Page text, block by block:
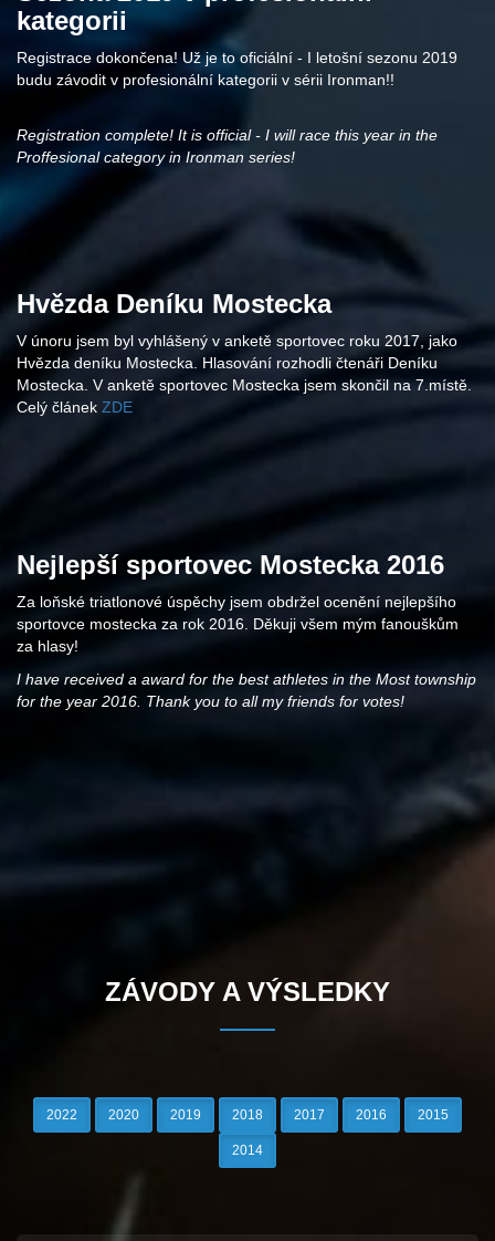
kategorii
Registrace dokončena! Už je to oficiální - I letošní sezonu 2019
budu závodit v profesionální kategorii v sérii Ironman!!
Registration complete! It is official - I will race this year in the
Proffesional category in Ironman series!
Hvězda Deníku Mostecka
V únoru jsem byl vyhlášený v anketě sportovec roku 2017, jako
Hvězda deníku Mostecka. Hlasování rozhodli čtenáři Deníku
Mostecka. V anketě sportovec Mostecka jsem skončil na 7.místě.
Celý článek ZDE
Nejlepší sportovec Mostecka 2016
Za loňské triatlonové úspěchy jsem obdržel ocenění nejlepšího
sportovce mostecka za rok 2016. Děkuji všem mým fanouškům
za hlasy!
I have received a award for the best athletes in the Most township
for the year 2016. Thank you to all my friends for votes!
ZÁVODY A VÝSLEDKY
2022 2020 2019 2018 2017 2016 2015
2014